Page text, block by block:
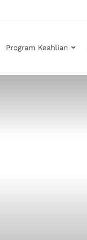
Program Keahlian